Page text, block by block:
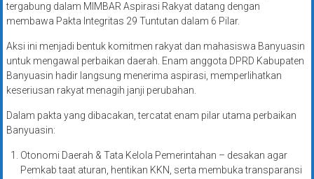
tergabung dalam MIMBAR Aspirasi Rakyat datang dengan
membawa Pakta Integritas 29 Tuntutan dalam 6 Pilar.
Aksi ini menjadi bentuk komitmen rakyat dan mahasiswa Banyuasin
untuk mengawal perbaikan daerah. Enam anggota DPRD Kabupaten
Banyuasin hadir langsung menerima aspirasi, memperlihatkan
keseriusan rakyat menagih janji perubahan.
Dalam pakta yang dibacakan, tercatat enam pilar utama perbaikan
Banyuasin:
Otonomi Daerah & Tata Kelola Pemerintahan – desakan agar
Pemkab taat aturan, hentikan KKN, serta membuka transparansi